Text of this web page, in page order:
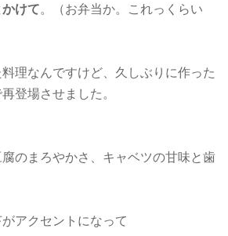
けて。（お弁当か。これっくらい
理なんですけど、久しぶりに作った
登場させました。
のまろやかさ、キャベツの甘味と歯
アクセントになって